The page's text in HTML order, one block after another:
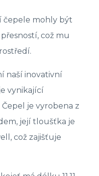
čepele mohly být
což mu
naší inovativní
vynikající
je vyrobena z
její tloušťka je
což zajišťuje